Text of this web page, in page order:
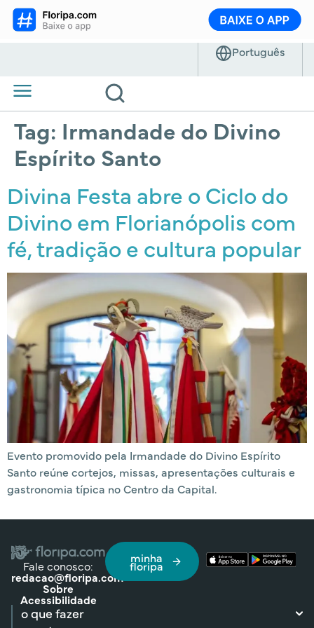
Tag: Irmandade do Divino
Espírito Santo
Divina Festa abre o Ciclo do
Divino em Florianópolis com
fé, tradição e cultura popular
Evento promovido pela Irmandade do Divino Espírito
Santo reúne cortejos, missas, apresentações culturais e
gastronomia típica no Centro da Capital.
Fale conosco:
redacao@floripa.com
Sobre
Acessibilidade
minha
floripa
o que fazer